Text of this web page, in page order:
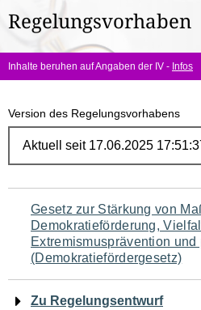
hier:
Regelungsvorhaben
Inhalte beruhen auf Angaben der IV - Infos
Version des Regelungsvorhabens
Navigation
für
den
Gesetz zur Stärkung von
Demokratieförderung,
Extremismusprävention
(Demokratiefördergesetz)
Zu Regelungsentwurf